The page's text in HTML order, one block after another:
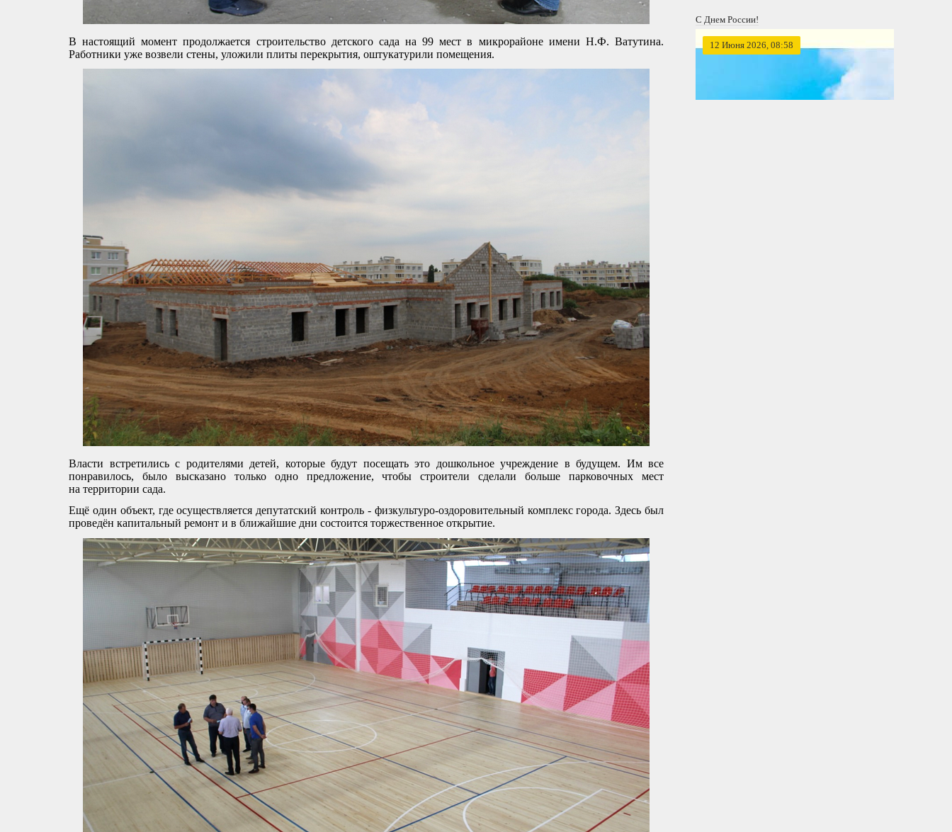
В настоящий момент продолжается строительство детского сада на 99 мест в микрорайоне имени Н.Ф. Ватутина.
Работники уже возвели стены, уложили плиты перекрытия, оштукатурили помещения.
Власти встретились с родителями детей, которые будут посещать это дошкольное учреждение в будущем. Им все
понравилось, было высказано только одно предложение, чтобы строители сделали больше парковочных мест
на территории сада.
Ещё один объект, где осуществляется депутатский контроль - физкультуро-оздоровительный комплекс города. Здесь был
проведён капитальный ремонт и в ближайшие дни состоится торжественное открытие.
С Днем России!
12 Июня 2026, 08:58